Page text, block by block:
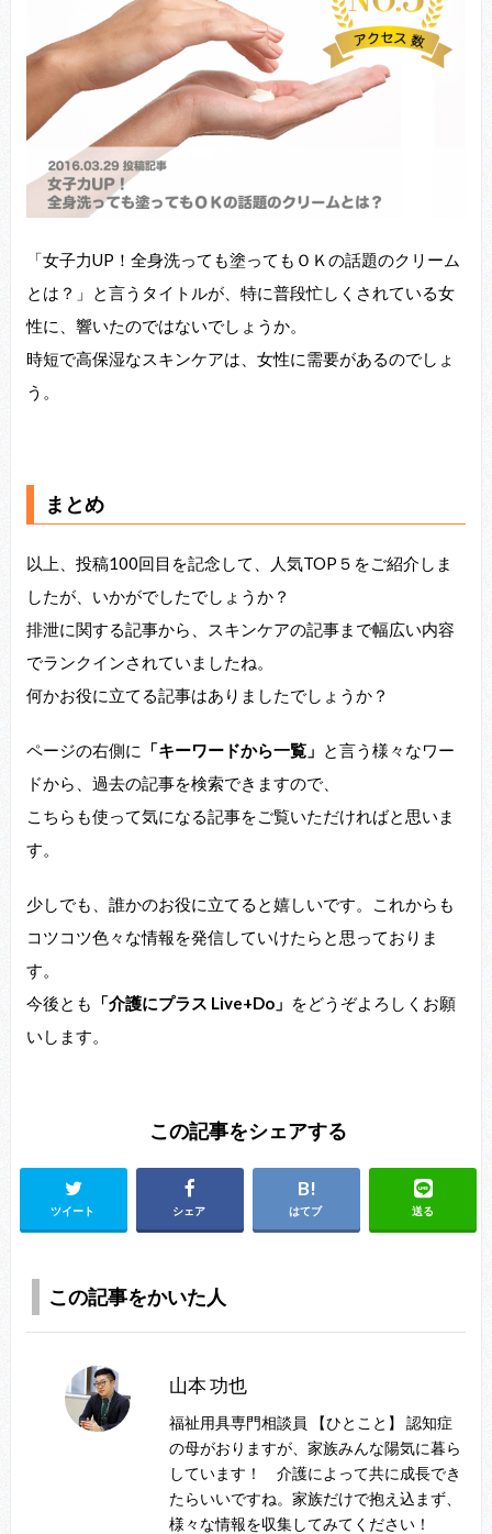
「女子力UP！全身洗っても塗ってもＯＫの話題のクリーム
とは？」と言うタイトルが、特に普段忙しくされている女
性に、響いたのではないでしょうか。
時短で高保湿なスキンケアは、女性に需要があるのでしょ
う。
まとめ
以上、投稿100回目を記念して、人気TOP５をご紹介しま
したが、いかがでしたでしょうか？
排泄に関する記事から、スキンケアの記事まで幅広い内容
でランクインされていましたね。
何かお役に立てる記事はありましたでしょうか？
ページの右側に 「キーワードから一覧」
と言う様々なワー
ドから、過去の記事を検索できますので、
こちらも使って気になる記事をご覧いただければと思いま
す。
少しでも、誰かのお役に立てると嬉しいです。これからも
コツコツ色々な情報を発信していけたらと思っておりま
す。
今後とも 「介護にプラス Live+Do」 をどうぞよろしくお願
いします。
この記事をシェアする
ツイート シェア はてブ 送る
この記事をかいた人
山本 功也
福祉用具専門相談員 【ひとこと】 認知症
の母がおりますが、家族みんな陽気に暮ら
しています！ 介護によって共に成長でき
たらいいですね。家族だけで抱え込まず、
様々な情報を収集してみてください！